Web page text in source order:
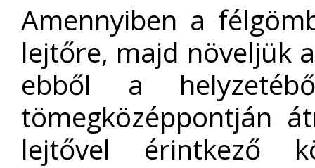
Amennyiben a
lejtőre, majd növeljük
ebből a
tömegközéppontján
lejtővel érintkező